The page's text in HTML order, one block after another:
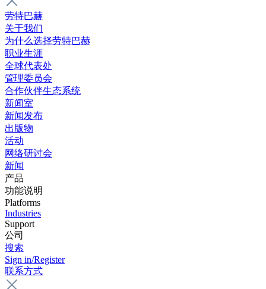
劳特巴赫
关于我们
为什么选择劳特巴赫
职业生涯
全球代表处
管理委员会
合作伙伴生态系统
新闻室
新闻发布
出版物
活动
网络研讨会
新闻
产品
功能说明
Platforms
Industries
Support
公司
搜索
Sign in/Register
联系方式